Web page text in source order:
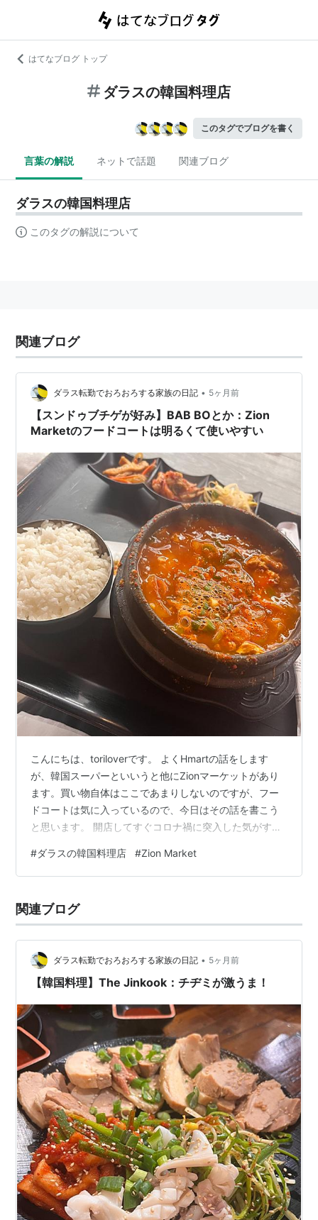
はてなブログ トップ
ダラスの韓国料理店
このタグでブログを書く
言葉の解説 ネットで話題 関連ブログ
ダラスの韓国料理店
このタグの解説について
関連ブログ
ダラス転勤でおろおろする家族の日記 • 5ヶ月前
【スンドゥブチゲが好み】BAB BOとか：Zion
Marketのフードコートは明るくて使いやすい
こんにちは、toriloverです。 よくHmartの話をします
が、韓国スーパーといいうと他にZionマーケットがあり
ます。買い物自体はここであまりしないのですが、フー
ドコートは気に入っているので、今日はその話を書こう
と思います。 開店してすぐコロナ禍に突入した気がする
いただいたもの まとめ 開店してすぐコロナ禍に突入した
気がするZionマーケット 場所はこちら たしか、開店して
っていたスーパーマーケットでした。 ちなみに、Zionマ
ーケットの「Zion」という名前は、…
#ダラスの韓国料理店 #Zion Market
関連ブログ
ダラス転勤でおろおろする家族の日記 • 5ヶ月前
【韓国料理】The Jinkook：チヂミが激うま！